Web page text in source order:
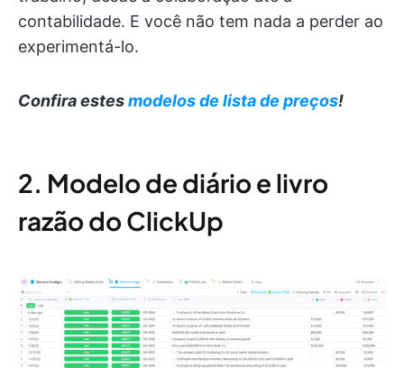
contabilidade. E você não tem nada a perder ao
experimentá-lo.
Confira estesmodelos de lista de preços!
2. Modelo de diário e livro
razão do ClickUp